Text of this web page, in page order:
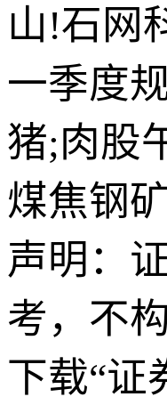
山!石网
一季度
猪;肉股
煤焦钢
声明：
考，不
下载“证